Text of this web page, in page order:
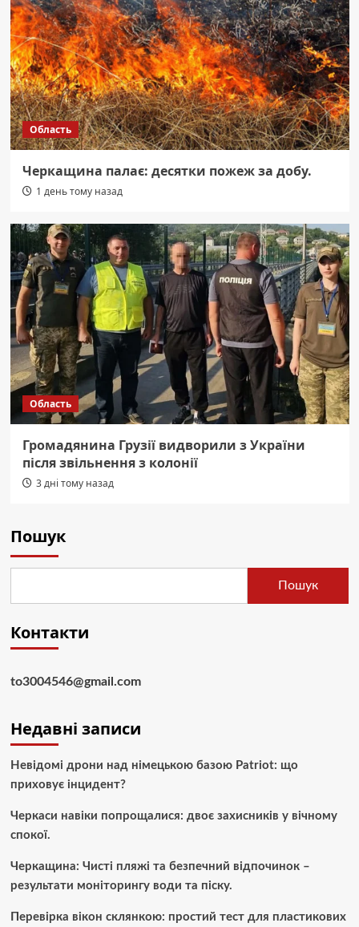
Область
Черкащина палає: десятки пожеж за добу.
1 день тому назад
Область
Громадянина Грузії видворили з України
після звільнення з колонії
3 дні тому назад
Пошук
Пошук
Контакти
to3004546@gmail.com
Недавні записи
Невідомі дрони над німецькою базою Patriot: що
приховує інцидент?
Черкаси навіки попрощалися: двоє захисників у вічному
спокої.
Черкащина: Чисті пляжі та безпечний відпочинок –
результати моніторингу води та піску.
Перевірка вікон склянкою: простий тест для пластикових